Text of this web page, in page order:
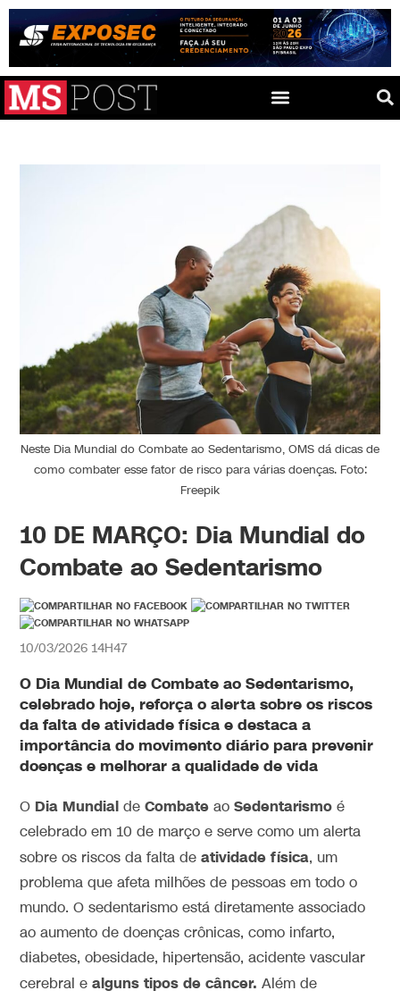
Neste Dia Mundial do Combate ao Sedentarismo, OMS dá dicas de
como combater esse fator de risco para várias doenças. Foto:
Freepik
10 DE MARÇO: Dia Mundial do
Combate ao Sedentarismo
10/03/2026 14H47
O Dia Mundial de Combate ao Sedentarismo,
celebrado hoje, reforça o alerta sobre os riscos
da falta de atividade física e destaca a
importância do movimento diário para prevenir
doenças e melhorar a qualidade de vida
O Dia Mundial deCombate aoSedentarismo é
celebrado em 10 de março e serve como um alerta
sobre os riscos da falta deatividade física, um
problema que afeta milhões de pessoas em todo o
mundo. O sedentarismo está diretamente associado
ao aumento de doenças crônicas, como infarto,
diabetes, obesidade, hipertensão, acidente vascular
cerebral ealguns tipos de câncer. Além de